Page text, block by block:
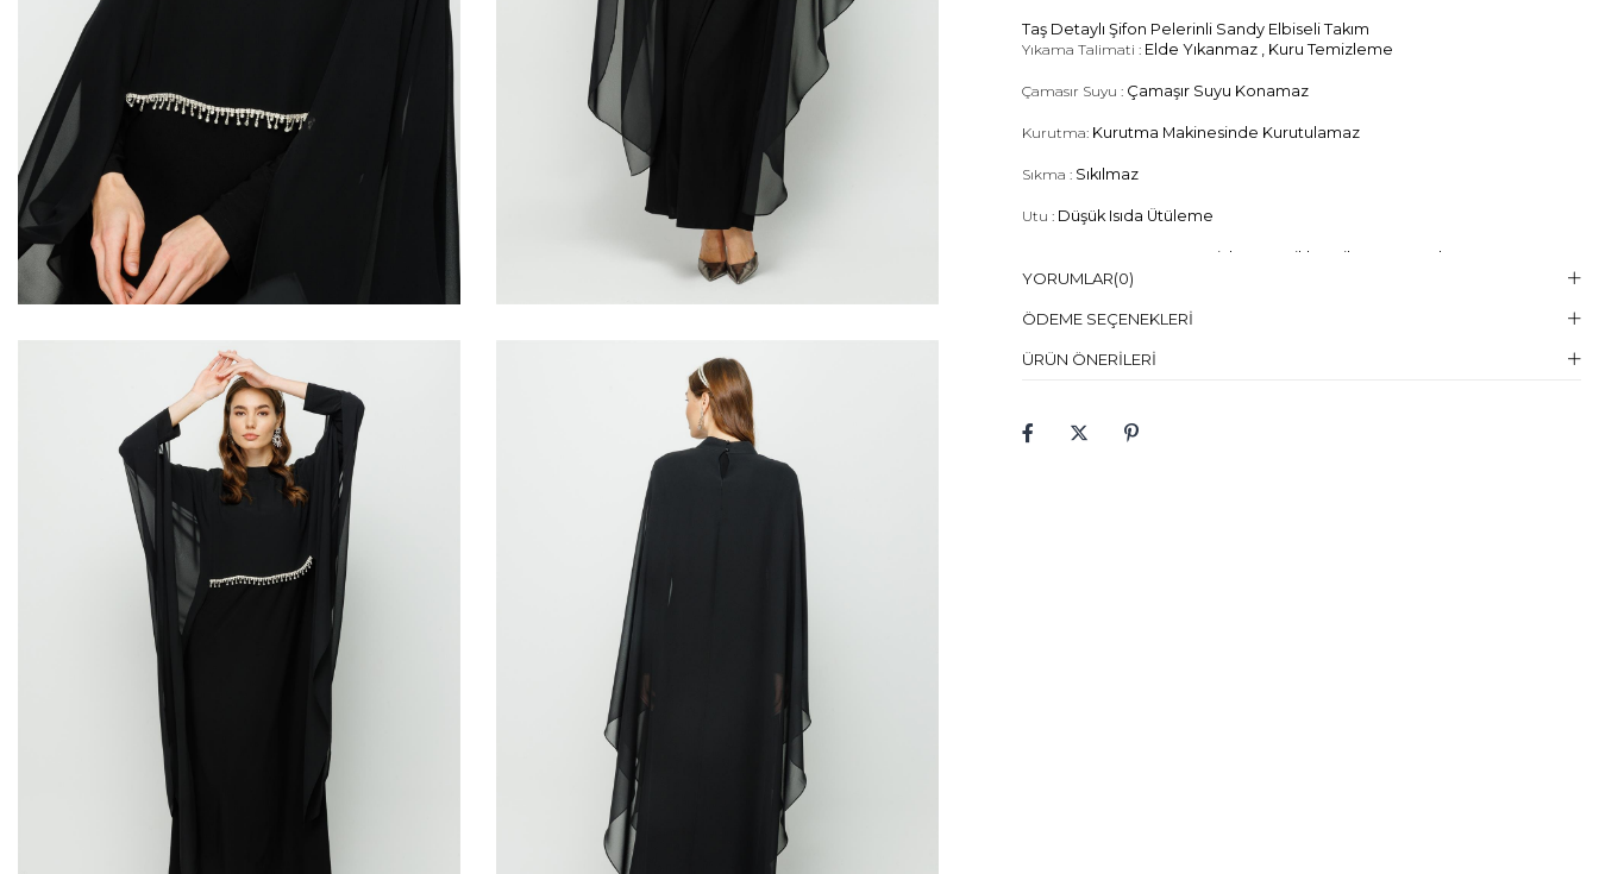
Taş Detaylı Şifon Pelerinli Sandy Elbiseli Takım
Yıkama Talimati : Elde Yıkanmaz , Kuru Temizleme
Çamasır Suyu : Çamaşır Suyu Konamaz
Kurutma: Kurutma Makinesinde Kurutulamaz
Sıkma : Sıkılmaz
Utu : Düşük Isıda Ütüleme
Kuru Temizleme , Trikloretilen Ayırıçısıyla Az Çözücü
Beden
Kumaş Karışımı
YORUMLAR(0)
ÖDEME SEÇENEKLERI
ÜRÜN ÖNERILERI